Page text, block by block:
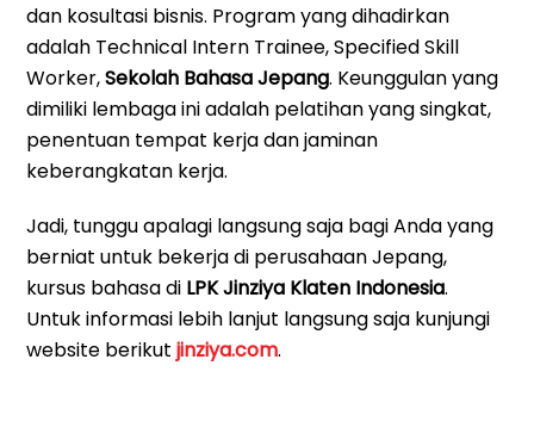
dan kosultasi bisnis. Program yang dihadirkan
adalah Technical Intern Trainee, Specified Skill
Worker,Sekolah Bahasa Jepang. Keunggulan yang
dimiliki lembaga ini adalah pelatihan yang singkat,
penentuan tempat kerja dan jaminan
keberangkatan kerja.
Jadi, tunggu apalagi langsung saja bagi Anda yang
berniat untuk bekerja di perusahaan Jepang,
kursus bahasa di LPK Jinziya Klaten Indonesia.
Untuk informasi lebih lanjut langsung saja kunjungi
website berikutjinziya.com.